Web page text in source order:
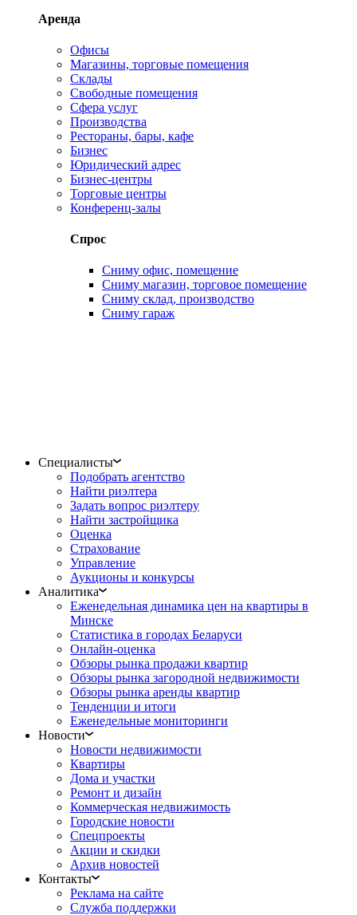
Аренда
Офисы
Магазины, торговые помещения
Склады
Свободные помещения
Сфера услуг
Производства
Рестораны, бары, кафе
Бизнес
Юридический адрес
Бизнес-центры
Торговые центры
Конференц-залы
Спрос
Сниму офис, помещение
Сниму магазин, торговое помещение
Сниму склад, производство
Сниму гараж
Специалисты
Подобрать агентство
Найти риэлтера
Задать вопрос риэлтеру
Найти застройщика
Оценка
Страхование
Управление
Аукционы и конкурсы
Аналитика
Еженедельная динамика цен на квартиры в
Минске
Статистика в городах Беларуси
Онлайн-оценка
Обзоры рынка продажи квартир
Обзоры рынка загородной недвижимости
Обзоры рынка аренды квартир
Тенденции и итоги
Еженедельные мониторинги
Новости
Новости недвижимости
Квартиры
Дома и участки
Ремонт и дизайн
Коммерческая недвижимость
Городские новости
Спецпроекты
Акции и скидки
Архив новостей
Контакты
Реклама на сайте
Служба поддержки